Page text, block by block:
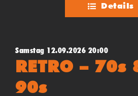
Details
Samstag 12.09.2026 20:00
RETRO – 70s
90s